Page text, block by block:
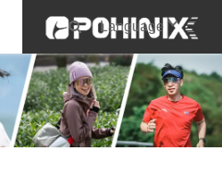
Language